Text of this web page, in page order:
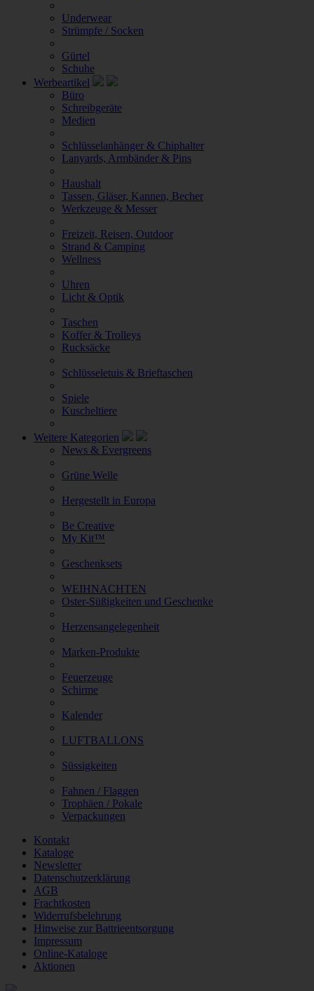
Underwear
Strümpfe / Socken
Gürtel
Schuhe
Werbeartikel
Büro
Schreibgeräte
Medien
Schlüsselanhänger & Chiphalter
Lanyards, Armbänder & Pins
Haushalt
Tassen, Gläser, Kannen, Becher
Werkzeuge & Messer
Freizeit, Reisen, Outdoor
Strand & Camping
Wellness
Uhren
Licht & Optik
Taschen
Koffer & Trolleys
Rucksäcke
Schlüsseletuis & Brieftaschen
Spiele
Kuscheltiere
Weitere Kategorien
News & Evergreens
Grüne Welle
Hergestellt in Europa
Be Creative
My Kit™
Geschenksets
WEIHNACHTEN
Oster-Süßigkeiten und Geschenke
Herzensangelegenheit
Marken-Produkte
Feuerzeuge
Schirme
Kalender
LUFTBALLONS
Süssigkeiten
Fahnen / Flaggen
Trophäen / Pokale
Verpackungen
Kontakt
Kataloge
Newsletter
Datenschutzerklärung
AGB
Frachtkosten
Widerrufsbelehrung
Hinweise zur Battrieentsorgung
Impressum
Online-Kataloge
Aktionen